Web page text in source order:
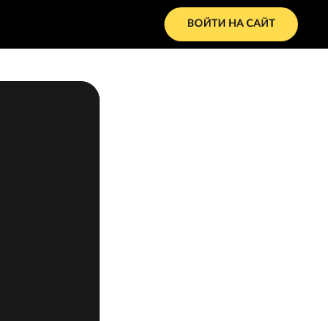
ВОЙТИ НА САЙТ